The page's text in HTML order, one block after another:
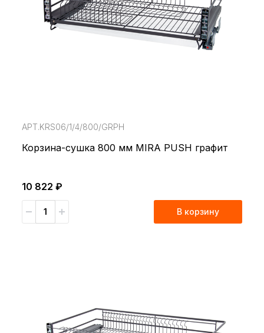
АРТ.KRS06/1/4/800/GRPH
Корзина-сушка 800 мм MIRA PUSH графит
10 822 ₽
В корзину